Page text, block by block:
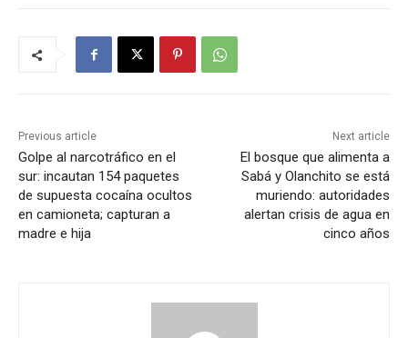
Previous article
Golpe al narcotráfico en el
sur: incautan 154 paquetes
de supuesta cocaína ocultos
en camioneta; capturan a
madre e hija
Next article
El bosque que alimenta a
Sabá y Olanchito se está
muriendo: autoridades
alertan crisis de agua en
cinco años